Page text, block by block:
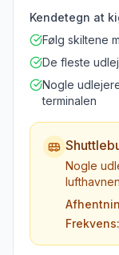
Kendetegn at
Følg skiltene
De fleste
Nogle
terminalen
Nogle
Frekvens: